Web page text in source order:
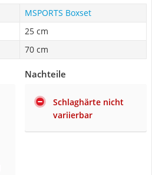
MSPORTS Boxset
25 cm
70 cm
Nachteile
Schlaghärte nicht
variierbar